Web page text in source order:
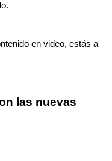
en video, estás a
las nuevas